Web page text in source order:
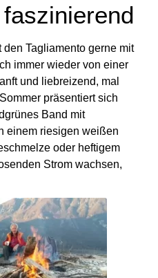
Tagliamento gerne mit
immer wieder von einer
und liebreizend, mal
präsentiert sich
Band mit
einem riesigen weißen
oder heftigem
Strom wachsen,